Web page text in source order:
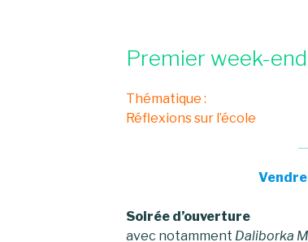
Premier week-end
Thématique :
Réflexions sur l’école
Soirée d’ouverture
avec notamment Daliborka